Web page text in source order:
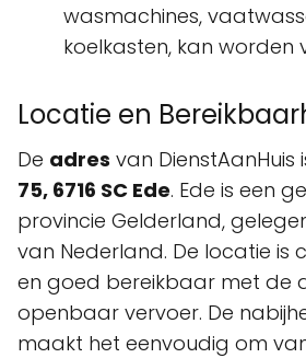
wasmachines,
koelkasten, kan worden
Locatie en
De adres van DienstAanHuis
75, 6716 SC Ede. Ede is een
provincie Gelderland,
van Nederland. De locatie is
en goed bereikbaar met de
openbaar vervoer. De
maakt het eenvoudig om